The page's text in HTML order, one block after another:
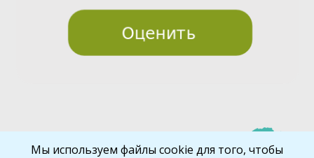
Мы используем файлы cookie для того, чтобы